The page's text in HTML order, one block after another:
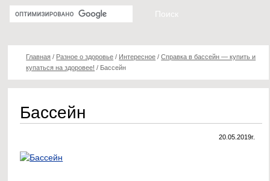
Главная / Разное о здоровье / Интересное /Справка в бассейн — купить и
купаться на здоровее! / Бассейн
Бассейн
20.05.2019г.